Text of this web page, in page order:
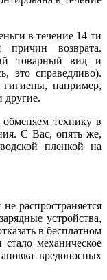
в течение 14-ти
возврата.
товарный вид и
это справедливо).
например,
другие.
технику в
С Вас, опять же,
пленкой на
распространяется
устройства,
в бесплатном
механическое
вредоносных